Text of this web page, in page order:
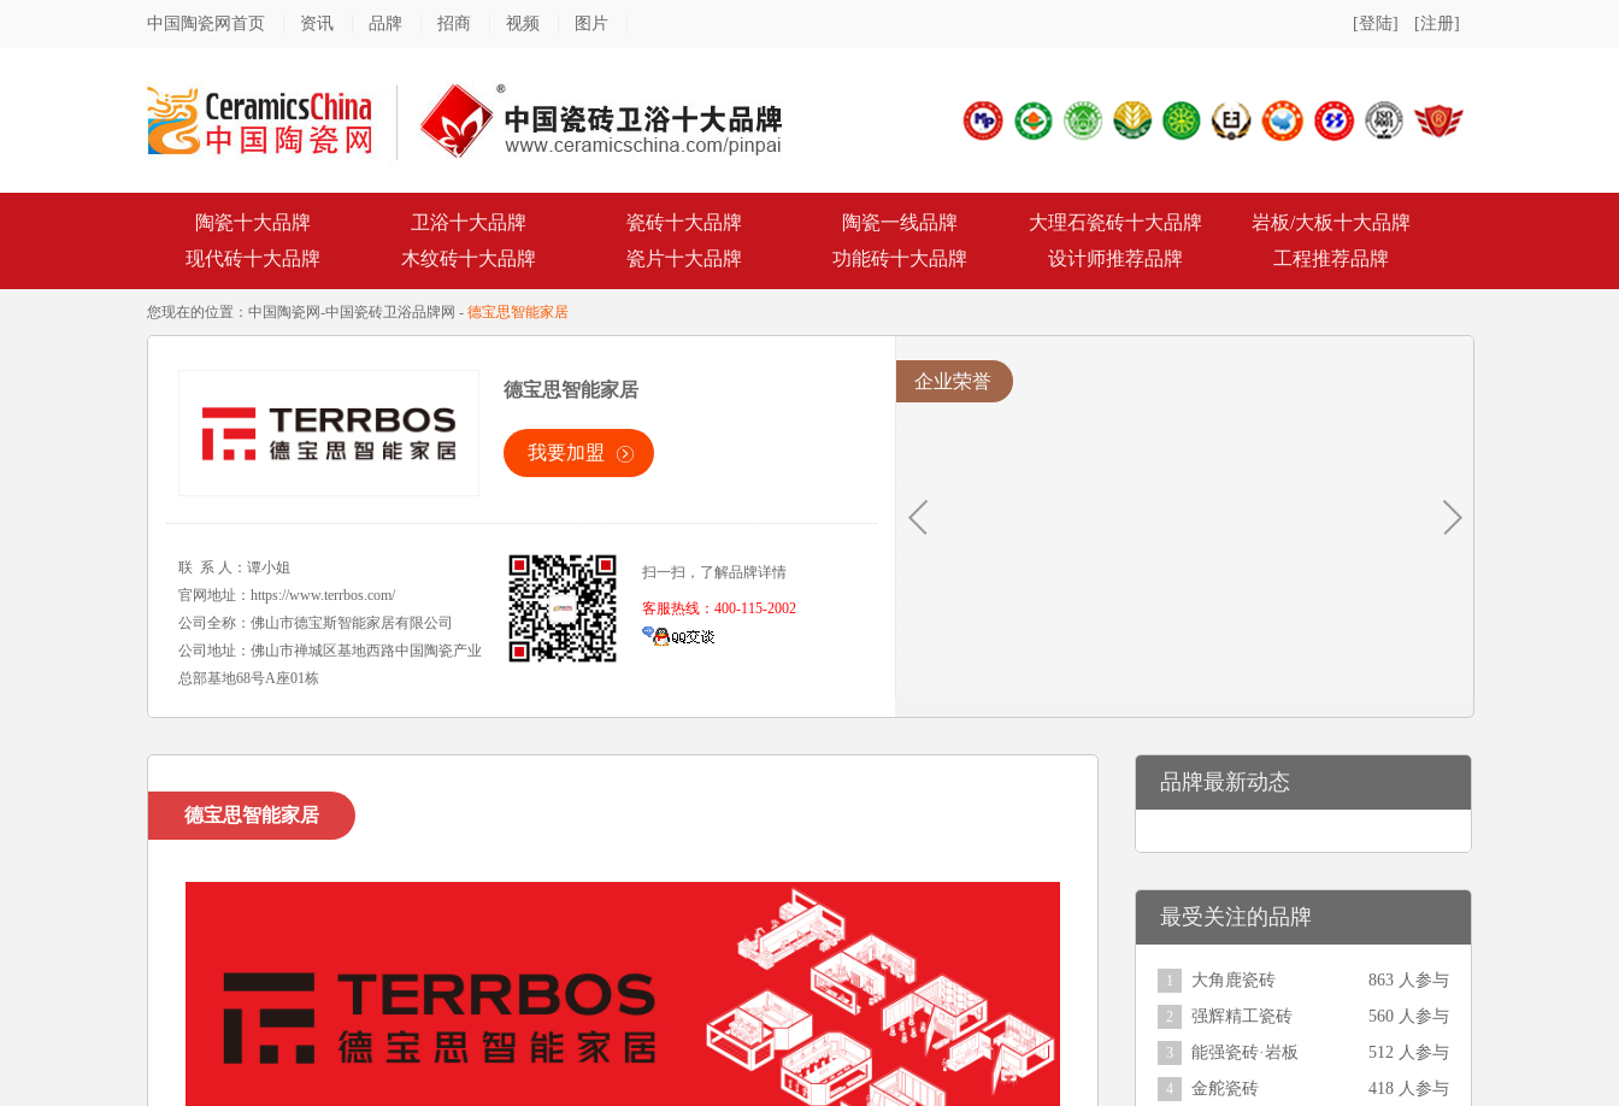
中国陶瓷网首页 资讯 品牌 招商 视频 图片 [登陆] [注册]
陶瓷十大品牌 卫浴十大品牌 瓷砖十大品牌 陶瓷一线品牌 大理石瓷砖十大品牌
岩板/大板十大品牌
现代砖十大品牌
木纹砖十大品牌 瓷片十大品牌 功能砖十大品牌 设计师推荐品牌 工程推荐品牌
您现在的位置： 中国陶瓷网-中国瓷砖卫浴品牌网 - 德宝思智能家居
德宝思智能家居
我要加盟
联 系 人：谭小姐
官网地址： https://www.terrbos.com/
公司全称：佛山市德宝斯智能家居有限公司
公司地址：佛山市禅城区基地西路中国陶瓷产业
总部基地68号A座01栋
扫一扫，了解品牌详情
客服热线：400-115-2002
企业荣誉
德宝思智能家居
品牌最新动态
最受关注的品牌
1 大角鹿瓷砖 863 人参与
2 强辉精工瓷砖 560 人参与
3 能强瓷砖·岩板 512 人参与
4 金舵瓷砖 418 人参与